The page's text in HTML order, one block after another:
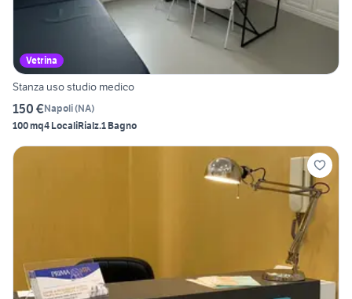
Vetrina
Stanza uso studio medico
150 €Napoli(NA)
100 mq4 LocaliRialz.1 Bagno